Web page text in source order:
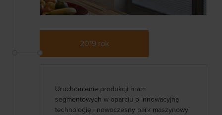
Uruchomienie produkcji bram
segmentowych w oparciu o innowacyjną
technologię i nowoczesny park maszynowy
2019 rok